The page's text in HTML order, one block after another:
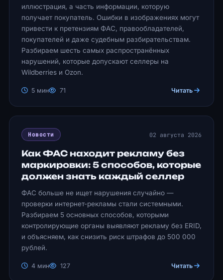
иллюстрация, а часть информации, которую
получает покупатель. Ошибки в изображениях могут
привести к претензиям ФАС, правообладателей,
покупателей и даже судебным разбирательствам.
Разбираем шесть самых распространённых
нарушений, которые допускают селлеры на
Wildberries и Ozon.
5 мин 71 Читать
Новости 02 августа 2026
Как ФАС находит рекламу без
маркировки: 5 способов, которые
должен знать каждый селлер
ФАС больше не ищет нарушения случайно —
проверки интернет-рекламы стали системными.
Разбираем 5 основных способов, которыми
контролирующие органы выявляют рекламу без ERID,
и объясняем, как снизить риск штрафов до 500 000
рублей.
4 мин 127 Читать